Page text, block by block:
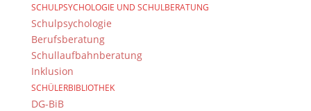
SCHULPSYCHOLOGIE UND SCHULBERATUNG
Schulpsychologie
Berufsberatung
Schullaufbahnberatung
Inklusion
SCHÜLERBIBLIOTHEK
DG-BiB